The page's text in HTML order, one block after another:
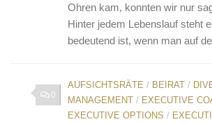
Ohren kam, konnten wir nur
Hinter jedem Lebenslauf steht
bedeutend ist, wenn man auf
0
AUFSICHTSRÄTE / BEIRAT /
MANAGEMENT / EXECUTIVE
EXECUTIVE OPTIONS /